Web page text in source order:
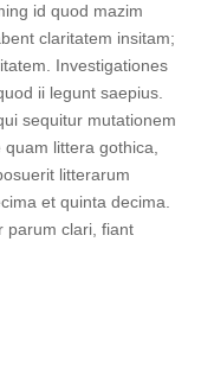
id quod mazim
claritatem insitam;
Investigationes
ii legunt saepius.
sequitur mutationem
littera gothica,
litterarum
et quinta decima.
parum clari, fiant